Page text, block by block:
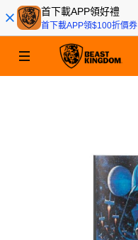
首下載APP領好禮
首下載APP領$100折價券